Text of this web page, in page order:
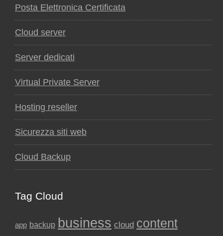
Posta Elettronica Certificata
Cloud server
Server dedicati
Virtual Private Server
Hosting reseller
Sicurezza siti web
Cloud Backup
Tag Cloud
app backup business cloud content